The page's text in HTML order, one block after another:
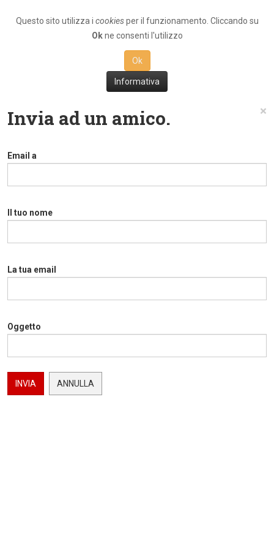
Questo sito utilizza i cookiesper il funzionamento. Cliccando su
Okne consenti l'utilizzo
Ok
Informativa
Invia ad un amico. ×
Email a
Il tuo nome
La tua email
Oggetto
INVIA ANNULLA